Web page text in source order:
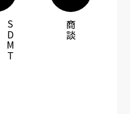
SDMT 商談​​